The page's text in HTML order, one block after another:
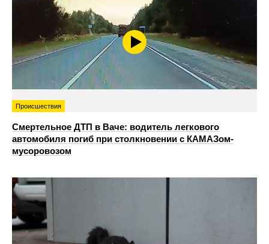
Происшествия
Смертельное ДТП в Ваче: водитель легкового
автомобиля погиб при столкновении с КАМАЗом-
мусоровозом